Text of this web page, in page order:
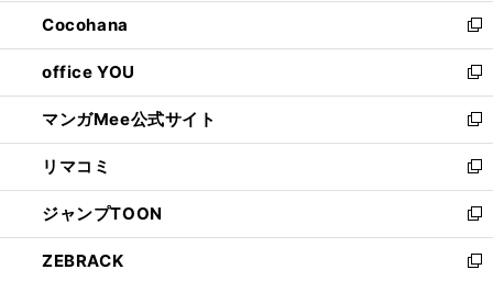
く
で
開
く
ド
ウ
で
開
く
し
い
ウ
ィ
ン
ド
ウ
で
開
く
Cocohana
新
し
い
ウ
ィ
ン
ド
ウ
で
開
く
office YOU
新
し
い
ウ
ィ
ン
ド
ウ
で
マンガMee公式サイト
新
し
い
ウ
ィ
ン
ド
リマコミ
新
し
い
ウ
ィ
ジャンプTOON
新
し
い
ZEBRACK
新